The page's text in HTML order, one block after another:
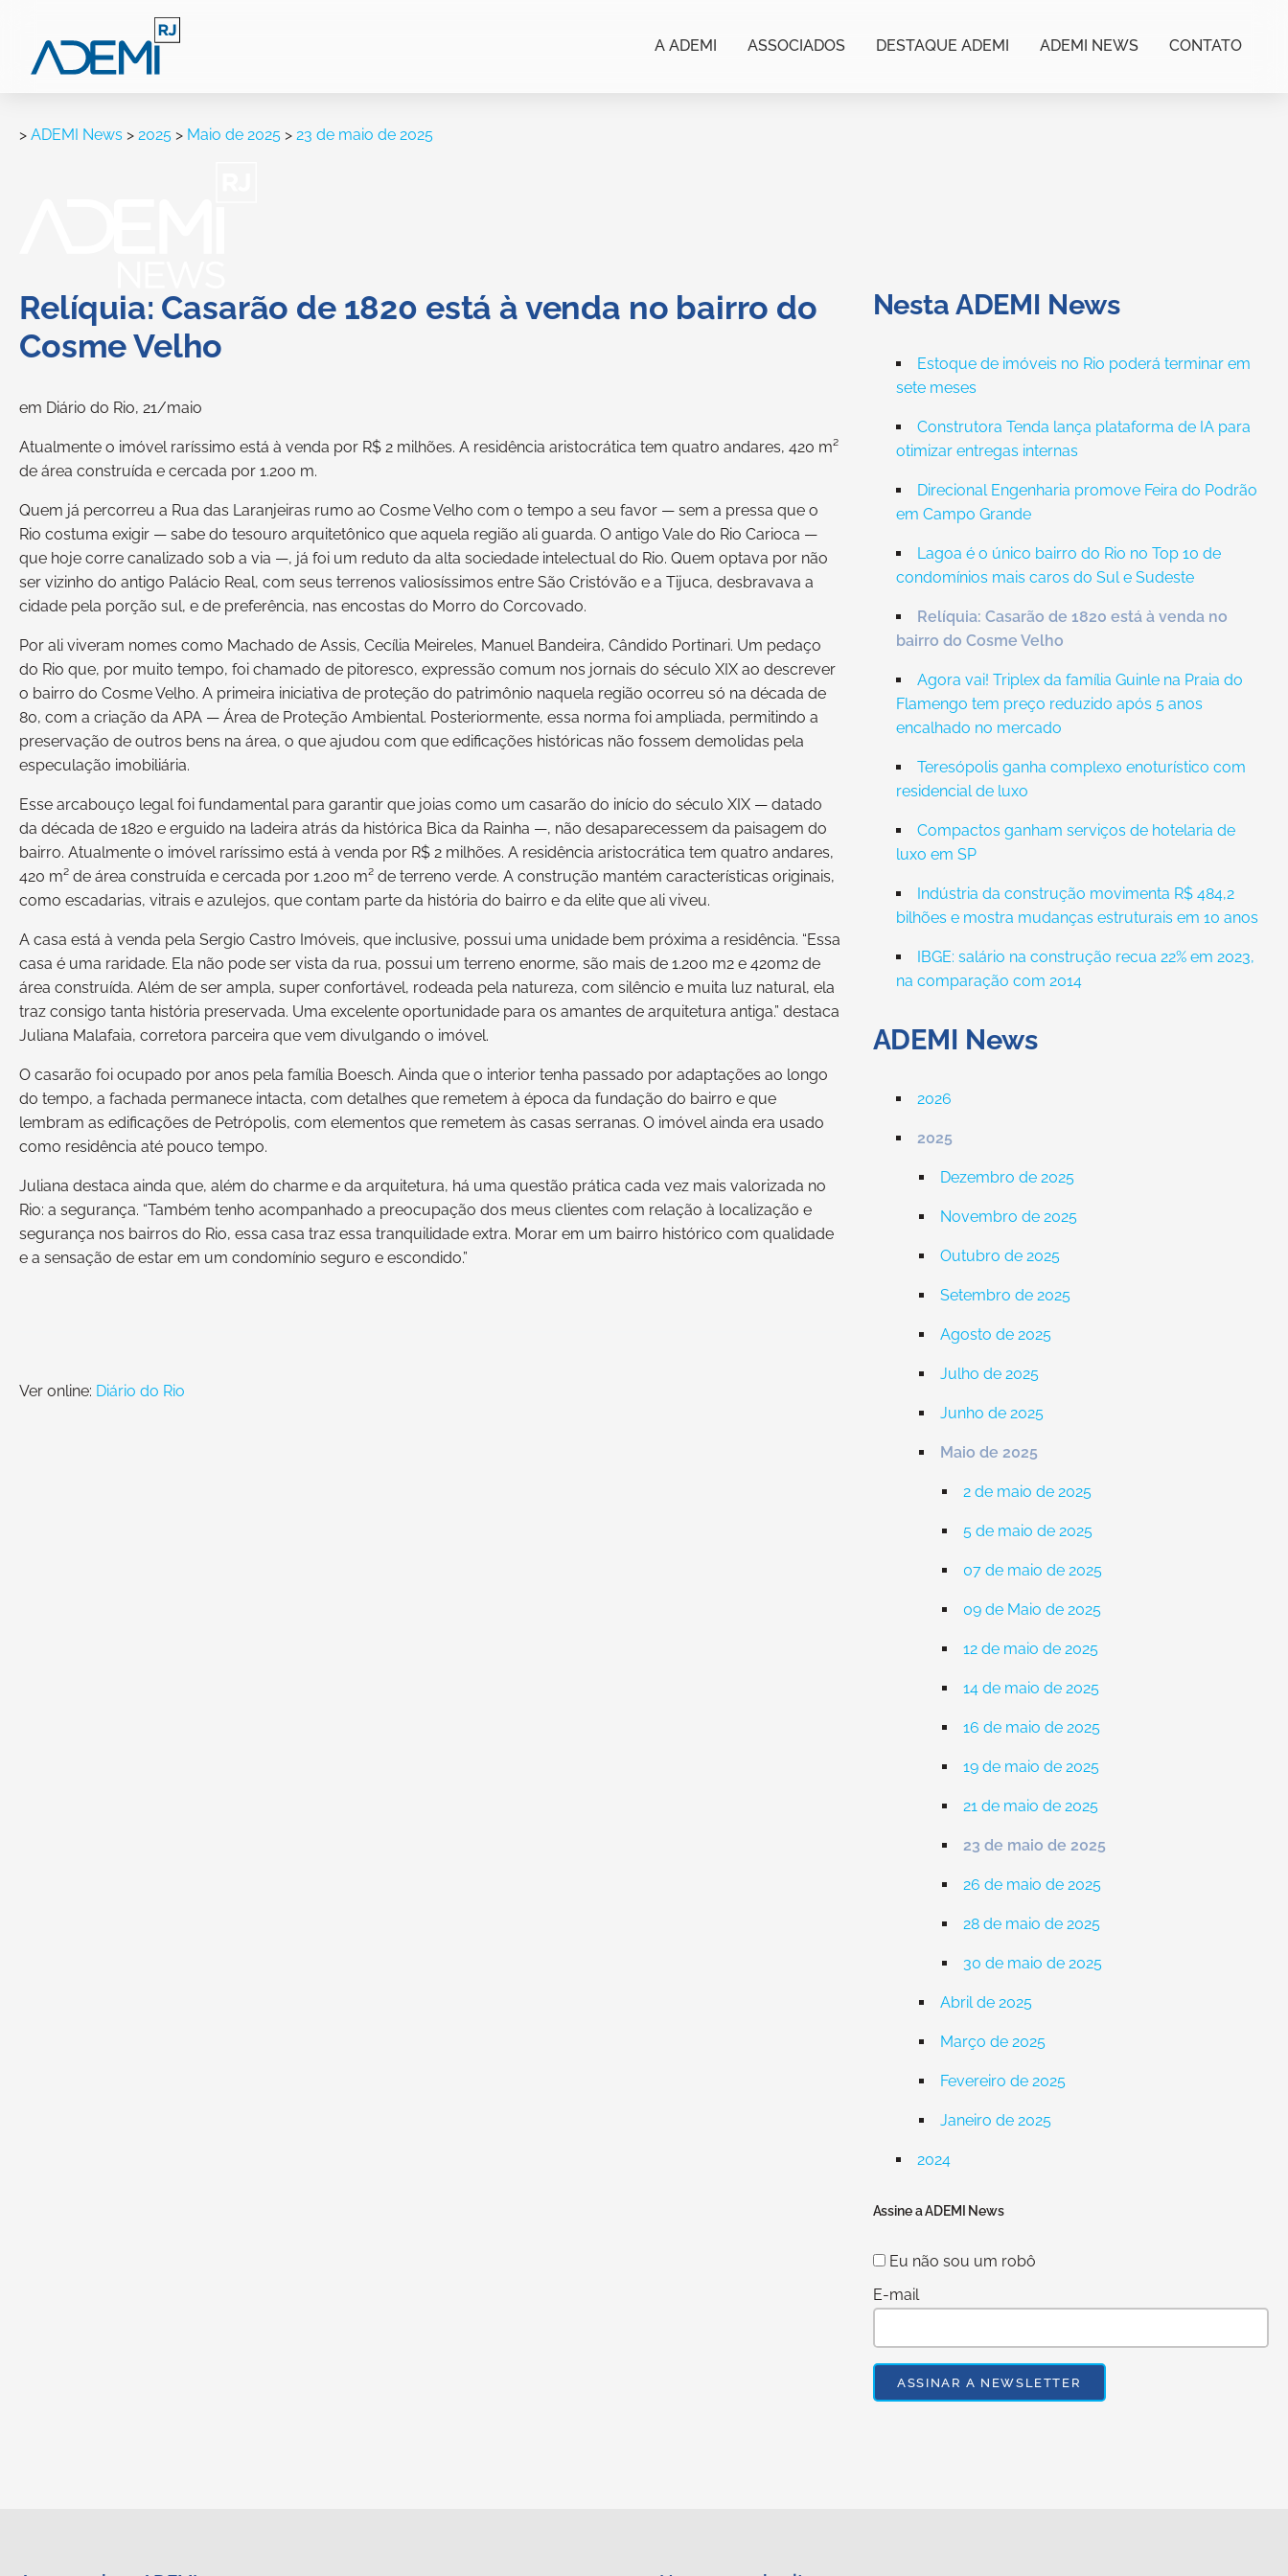
A ADEMI ASSOCIADOS DESTAQUE ADEMI ADEMI NEWS CONTATO
> ADEMI News > 2025 > Maio de 2025 > 23 de maio de 2025
Relíquia: Casarão de 1820 está à venda no bairro do
Cosme Velho
em Diário do Rio, 21/maio
Atualmente o imóvel raríssimo está à venda por R$ 2 milhões. A residência aristocrática tem quatro andares, 420 m²
de área construída e cercada por 1.200 m.
Quem já percorreu a Rua das Laranjeiras rumo ao Cosme Velho com o tempo a seu favor — sem a pressa que o
Rio costuma exigir — sabe do tesouro arquitetônico que aquela região ali guarda. O antigo Vale do Rio Carioca —
que hoje corre canalizado sob a via —, já foi um reduto da alta sociedade intelectual do Rio. Quem optava por não
ser vizinho do antigo Palácio Real, com seus terrenos valiosíssimos entre São Cristóvão e a Tijuca, desbravava a
cidade pela porção sul, e de preferência, nas encostas do Morro do Corcovado.
Por ali viveram nomes como Machado de Assis, Cecília Meireles, Manuel Bandeira, Cândido Portinari. Um pedaço
do Rio que, por muito tempo, foi chamado de pitoresco, expressão comum nos jornais do século XIX ao descrever
o bairro do Cosme Velho. A primeira iniciativa de proteção do patrimônio naquela região ocorreu só na década de
80, com a criação da APA — Área de Proteção Ambiental. Posteriormente, essa norma foi ampliada, permitindo a
preservação de outros bens na área, o que ajudou com que edificações históricas não fossem demolidas pela
especulação imobiliária.
Esse arcabouço legal foi fundamental para garantir que joias como um casarão do início do século XIX — datado
da década de 1820 e erguido na ladeira atrás da histórica Bica da Rainha —, não desaparecessem da paisagem do
bairro. Atualmente o imóvel raríssimo está à venda por R$ 2 milhões. A residência aristocrática tem quatro andares,
420 m² de área construída e cercada por 1.200 m² de terreno verde. A construção mantém características originais,
como escadarias, vitrais e azulejos, que contam parte da história do bairro e da elite que ali viveu.
A casa está à venda pela Sergio Castro Imóveis, que inclusive, possui uma unidade bem próxima a residência. “Essa
casa é uma raridade. Ela não pode ser vista da rua, possui um terreno enorme, são mais de 1.200 m2 e 420m2 de
área construída. Além de ser ampla, super confortável, rodeada pela natureza, com silêncio e muita luz natural, ela
traz consigo tanta história preservada. Uma excelente oportunidade para os amantes de arquitetura antiga.” destaca
Juliana Malafaia, corretora parceira que vem divulgando o imóvel.
O casarão foi ocupado por anos pela família Boesch. Ainda que o interior tenha passado por adaptações ao longo
do tempo, a fachada permanece intacta, com detalhes que remetem à época da fundação do bairro e que
lembram as edificações de Petrópolis, com elementos que remetem às casas serranas. O imóvel ainda era usado
como residência até pouco tempo.
Juliana destaca ainda que, além do charme e da arquitetura, há uma questão prática cada vez mais valorizada no
Rio: a segurança. “Também tenho acompanhado a preocupação dos meus clientes com relação à localização e
segurança nos bairros do Rio, essa casa traz essa tranquilidade extra. Morar em um bairro histórico com qualidade
e a sensação de estar em um condomínio seguro e escondido.”
Ver online: Diário do Rio
Nesta ADEMI News
Estoque de imóveis no Rio poderá terminar em
sete meses
Construtora Tenda lança plataforma de IA para
otimizar entregas internas
Direcional Engenharia promove Feira do Podrão
em Campo Grande
Lagoa é o único bairro do Rio no Top 10 de
condomínios mais caros do Sul e Sudeste
Relíquia: Casarão de 1820 está à venda no
bairro do Cosme Velho
Agora vai! Triplex da família Guinle na Praia do
Flamengo tem preço reduzido após 5 anos
encalhado no mercado
Teresópolis ganha complexo enoturístico com
residencial de luxo
Compactos ganham serviços de hotelaria de
luxo em SP
Indústria da construção movimenta R$ 484,2
bilhões e mostra mudanças estruturais em 10 anos
IBGE: salário na construção recua 22% em 2023,
na comparação com 2014
ADEMI News
2026
2025
Dezembro de 2025
Novembro de 2025
Outubro de 2025
Setembro de 2025
Agosto de 2025
Julho de 2025
Junho de 2025
Maio de 2025
2 de maio de 2025
5 de maio de 2025
07 de maio de 2025
09 de Maio de 2025
12 de maio de 2025
14 de maio de 2025
16 de maio de 2025
19 de maio de 2025
21 de maio de 2025
23 de maio de 2025
26 de maio de 2025
28 de maio de 2025
30 de maio de 2025
Abril de 2025
Março de 2025
Fevereiro de 2025
Janeiro de 2025
2024
Assine a ADEMI News
Eu não sou um robô
E-mail